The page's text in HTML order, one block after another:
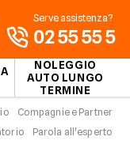
NOLEGGIO
AUTO LUNGO
TERMINE
Serve assistenza?
02 55 55 5
Compagnie e Partner
Parola all'esperto